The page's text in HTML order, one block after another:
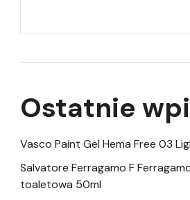
Ostatnie
Vasco Paint Gel Hema Free 03
Salvatore Ferragamo F
toaletowa 50ml